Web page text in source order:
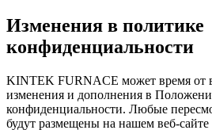
Изменения в политике
конфиденциальности
KINTEK FURNACE может время от
изменения и дополнения в
конфиденциальности. Любые
будут размещены на нашем веб-